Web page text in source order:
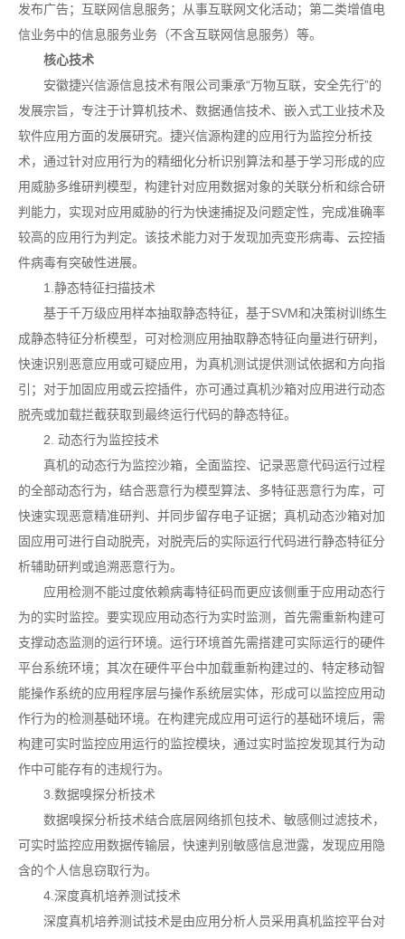
发布广告；互联网信息服务；从事互联网文化活动；第二类增值电
信业务中的信息服务业务（不含互联网信息服务）等。
核心技术
安徽捷兴信源信息技术有限公司秉承“万物互联，安全先行”的
发展宗旨，专注于计算机技术、数据通信技术、嵌入式工业技术及
软件应用方面的发展研究。捷兴信源构建的应用行为监控分析技
术，通过针对应用行为的精细化分析识别算法和基于学习形成的应
用威胁多维研判模型，构建针对应用数据对象的关联分析和综合研
判能力，实现对应用威胁的行为快速捕捉及问题定性，完成准确率
较高的应用行为判定。该技术能力对于发现加壳变形病毒、云控插
件病毒有突破性进展。
1.静态特征扫描技术
基于千万级应用样本抽取静态特征，基于SVM和决策树训练生
成静态特征分析模型，可对检测应用抽取静态特征向量进行研判，
快速识别恶意应用或可疑应用，为真机测试提供测试依据和方向指
引；对于加固应用或云控插件，亦可通过真机沙箱对应用进行动态
脱壳或加载拦截获取到最终运行代码的静态特征。
2. 动态行为监控技术
真机的动态行为监控沙箱，全面监控、记录恶意代码运行过程
的全部动态行为，结合恶意行为模型算法、多特征恶意行为库，可
快速实现恶意精准研判、并同步留存电子证据；真机动态沙箱对加
固应用可进行自动脱壳，对脱壳后的实际运行代码进行静态特征分
析辅助研判或追溯恶意行为。
应用检测不能过度依赖病毒特征码而更应该侧重于应用动态行
为的实时监控。要实现应用动态行为实时监测，首先需重新构建可
支撑动态监测的运行环境。运行环境首先需搭建可实际运行的硬件
平台系统环境；其次在硬件平台中加载重新构建过的、特定移动智
能操作系统的应用程序层与操作系统层实体，形成可以监控应用动
作行为的检测基础环境。在构建完成应用可运行的基础环境后，需
构建可实时监控应用运行的监控模块，通过实时监控发现其行为动
作中可能存有的违规行为。
3.数据嗅探分析技术
数据嗅探分析技术结合底层网络抓包技术、敏感侧过滤技术，
可实时监控应用数据传输层，快速判别敏感信息泄露，发现应用隐
含的个人信息窃取行为。
4.深度真机培养测试技术
深度真机培养测试技术是由应用分析人员采用真机监控平台对